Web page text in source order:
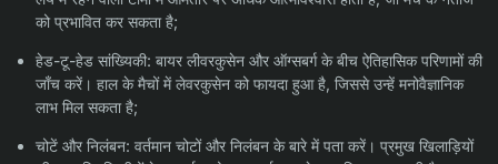
को प्रभावित कर सकता है;
हेड-टू-हेड सांख्यिकी: बायर लीवरकुसेन और ऑग्सबर्ग के बीच ऐतिहासिक परिणामों की
जाँच करें। हाल के मैचों में लेवरकुसेन को फायदा हुआ है, जिससे उन्हें मनोवैज्ञानिक
लाभ मिल सकता है;
चोटें और निलंबन: वर्तमान चोटों और निलंबन के बारे में पता करें। प्रमुख खिलाड़ियों